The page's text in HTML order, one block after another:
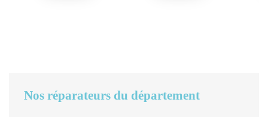
Nos réparateurs du département